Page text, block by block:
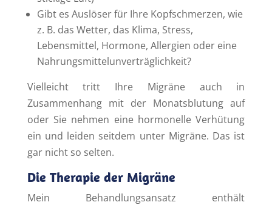
Gibt es Auslöser für Ihre Kopfschmerzen, wie
z. B. das Wetter, das Klima, Stress,
Lebensmittel, Hormone, Allergien oder eine
Nahrungsmittelunverträglichkeit?
Vielleicht tritt Ihre Migräne auch in
Zusammenhang mit der Monatsblutung auf
oder Sie nehmen eine hormonelle Verhütung
ein und leiden seitdem unter Migräne. Das ist
gar nicht so selten.
Die Therapie der Migräne
Mein Behandlungsansatz enthält